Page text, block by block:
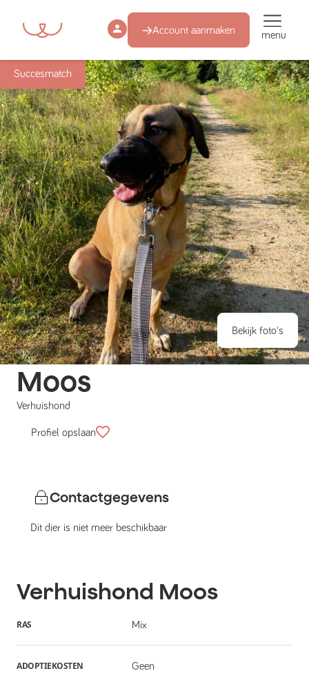
Account aanmaken menu
Succesmatch
Bekijk foto's
Moos
Verhuishond
Profiel opslaan
Contactgegevens
Dit dier is niet meer beschikbaar
Verhuishond Moos
RAS Mix
ADOPTIEKOSTEN Geen